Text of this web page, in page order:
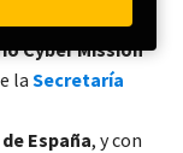
Cyber Mission
la Secretaría
España, y con